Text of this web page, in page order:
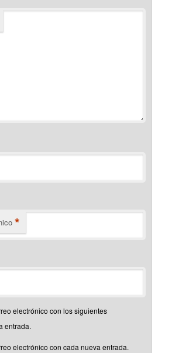
*
electrónico con los siguientes
entrada.
electrónico con cada nueva entrada.